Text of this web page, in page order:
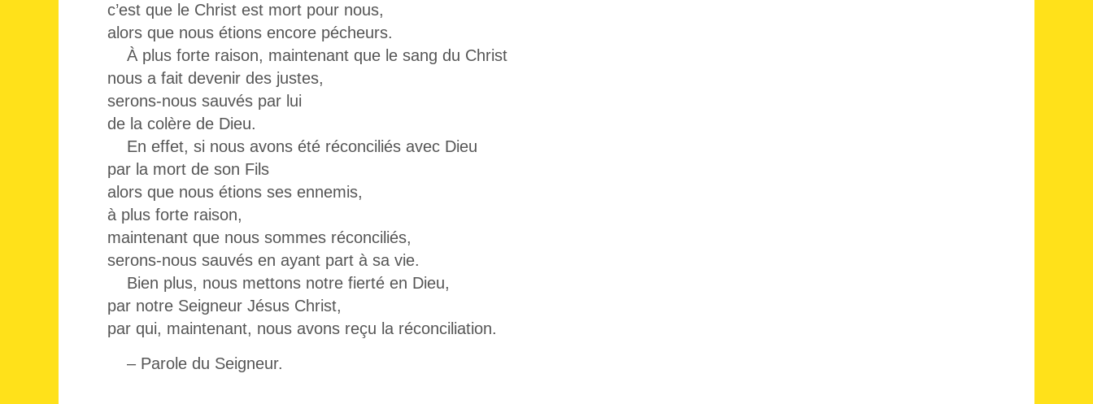
c’est que le Christ est mort pour nous,
alors que nous étions encore pécheurs.
À plus forte raison, maintenant que le sang du Christ
nous a fait devenir des justes,
serons-nous sauvés par lui
de la colère de Dieu.
En effet, si nous avons été réconciliés avec Dieu
par la mort de son Fils
alors que nous étions ses ennemis,
à plus forte raison,
maintenant que nous sommes réconciliés,
serons-nous sauvés en ayant part à sa vie.
Bien plus, nous mettons notre fierté en Dieu,
par notre Seigneur Jésus Christ,
par qui, maintenant, nous avons reçu la réconciliation.
– Parole du Seigneur.